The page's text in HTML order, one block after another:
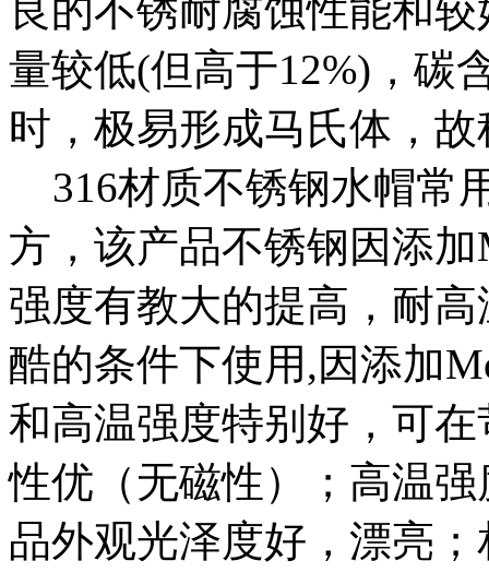
良的不锈耐腐蚀性能和
量较低(但高于12%)，碳
时，极易形成马氏体，
316材质不锈钢水帽常
方，该产品不锈钢因添
强度有教大的提高，耐
酷的条件下使用,因添加
和高温强度特别好，可
性优（无磁性）；高温
品外观光泽度好，漂亮